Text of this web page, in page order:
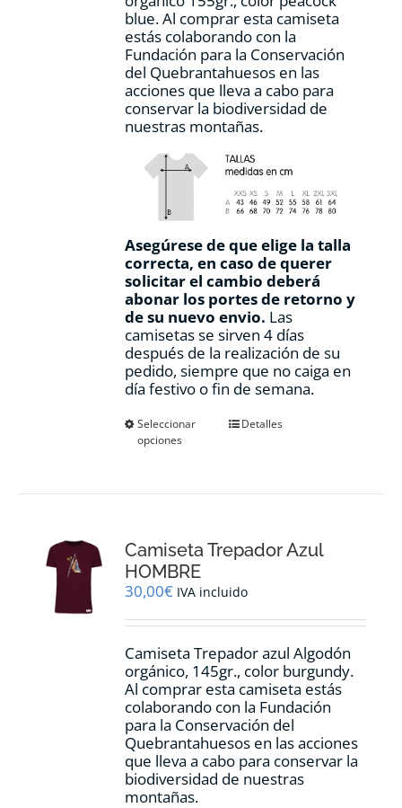
producto
blue. Al comprar esta camiseta
estás colaborando con la
Fundación para la Conservación
del Quebrantahuesos en las
acciones que lleva a cabo para
conservar la biodiversidad de
nuestras montañas.
Asegúrese de que elige la talla
correcta, en caso de querer
solicitar el cambio deberá
abonar los portes de retorno y
de su nuevo envio. Las
camisetas se sirven 4 días
después de la realización de su
pedido, siempre que no caiga en
día festivo o fin de semana.
Seleccionar
opciones
Este
se
elegir
la
de
producto
Detalles
Camiseta Trepador Azul
HOMBRE
30,00€ IVA incluido
Camiseta Trepador azul Algodón
orgánico, 145gr., color burgundy.
Al comprar esta camiseta estás
colaborando con la Fundación
para la Conservación del
Quebrantahuesos en las acciones
que lleva a cabo para conservar la
biodiversidad de nuestras
montañas.